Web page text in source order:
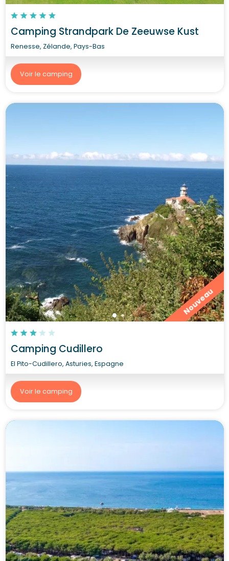
Camping Strandpark De Zeeuwse Kust
Renesse, Zélande, Pays-Bas
Voir le camping
Nouveau
Camping Cudillero
El Pito-Cudillero, Asturies, Espagne
Voir le camping